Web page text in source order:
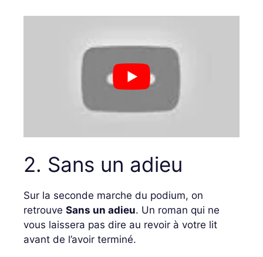
2. Sans un adieu
Sur la seconde marche du podium, on
retrouve Sans un adieu. Un roman qui ne
vous laissera pas dire au revoir à votre lit
avant de l’avoir terminé.